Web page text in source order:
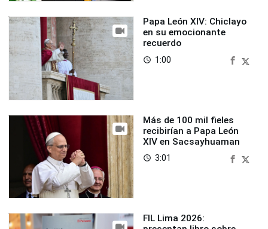
Papa León XIV: Chiclayo
en su emocionante
recuerdo
access_time 1:00
Más de 100 mil fieles
recibirían a Papa León
XIV en Sacsayhuaman
access_time 3:01
FIL Lima 2026: